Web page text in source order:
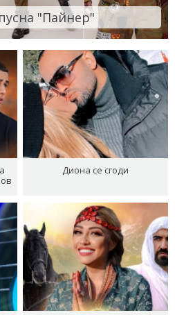
"Пайнер"
Диона се сгоди